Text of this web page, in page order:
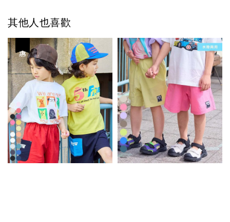
其他人也喜歡